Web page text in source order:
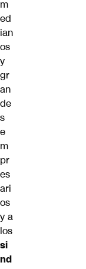
m
ed
ian
os
y
gr
an
de
s
e
m
pr
es
ari
os
y a
los
si
nd